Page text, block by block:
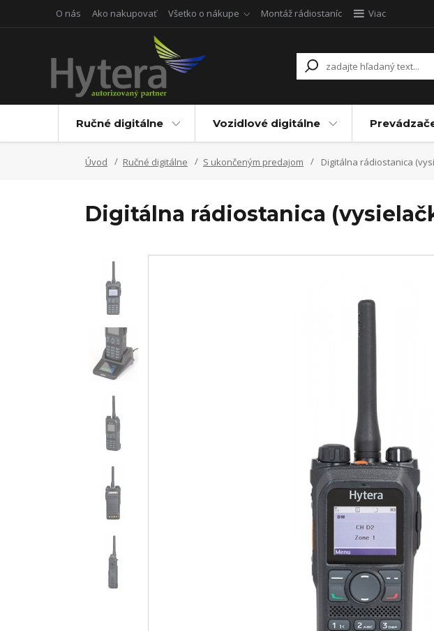
O nás Ako nakupovať Všetko o nákupe Montáž rádiostaníc Viac
Ručné digitálne Vozidlové digitálne
Úvod Ručné digitálne S ukončeným predajom Digitálna rádiostanica
Digitálna rádiostanica